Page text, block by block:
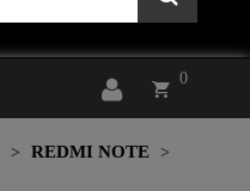
0
REDMI NOTE